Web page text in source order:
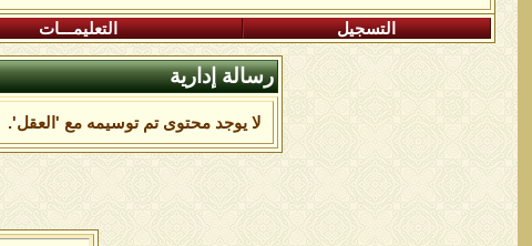
التسجيل التعليمـــات
رسالة إدارية
لا يوجد محتوى تم توسيمه مع 'العقل'.